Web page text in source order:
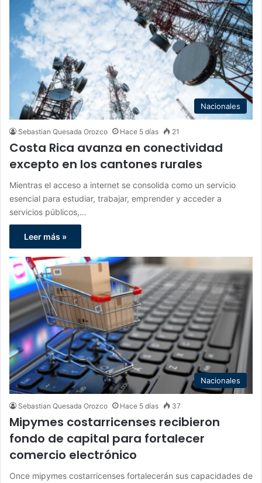
Nacionales
Sebastian Quesada Orozco Hace 5 días 21
Costa Rica avanza en conectividad
excepto en los cantones rurales
Mientras el acceso a internet se consolida como un servicio
esencial para estudiar, trabajar, emprender y acceder a
servicios públicos,…
Leer más »
Nacionales
Sebastian Quesada Orozco Hace 5 días 37
Mipymes costarricenses recibieron
fondo de capital para fortalecer
comercio electrónico
Once mipymes costarricenses fortalecerán sus capacidades de